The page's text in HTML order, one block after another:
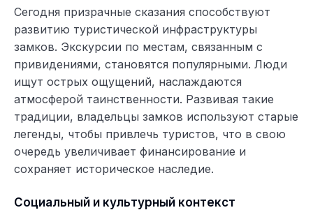
Сегодня призрачные сказания способствуют
развитию туристической инфраструктуры
замков. Экскурсии по местам, связанным с
привидениями, становятся популярными. Люди
ищут острых ощущений, наслаждаются
атмосферой таинственности. Развивая такие
традиции, владельцы замков используют старые
легенды, чтобы привлечь туристов, что в свою
очередь увеличивает финансирование и
сохраняет историческое наследие.
Социальный и культурный контекст